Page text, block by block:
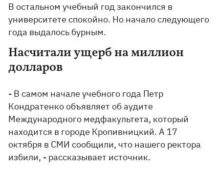
В остальном учебный год закончился в
университете спокойно. Но начало следующего
года выдалось бурным.
Насчитали ущерб на миллион
долларов
- В самом начале учебного года Петр
Кондратенко объявляет об аудите
Международного медфакультета, который
находится в городе Кропивницкий. А 17
октября в СМИ сообщили, что нашего ректора
избили, - рассказывает источник.